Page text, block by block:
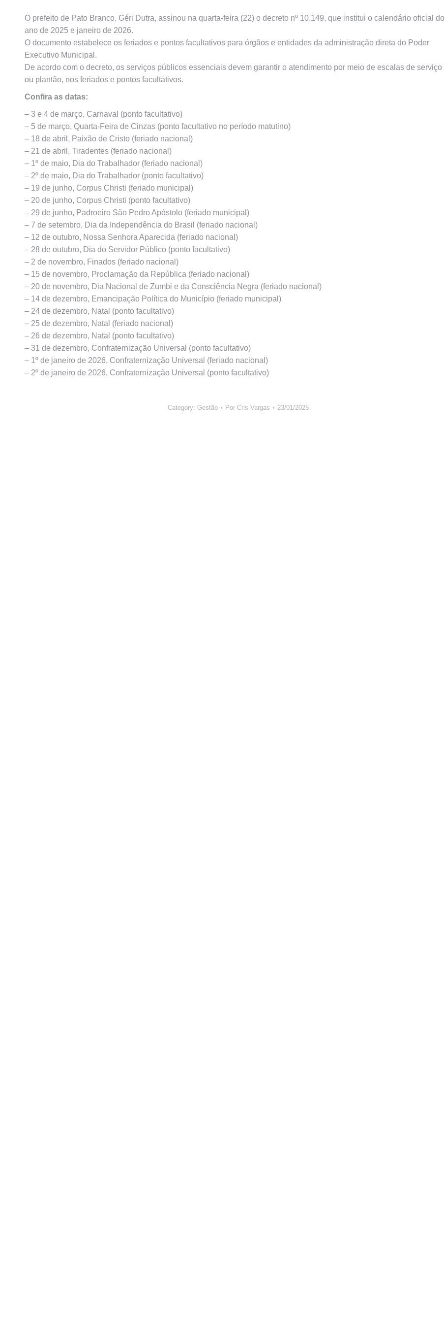
O prefeito de Pato Branco, Géri Dutra, assinou na quarta-feira (22) o decreto nº 10.149, que institui o calendário oficial do
ano de 2025 e janeiro de 2026.
O documento estabelece os feriados e pontos facultativos para órgãos e entidades da administração direta do Poder
Executivo Municipal.
De acordo com o decreto, os serviços públicos essenciais devem garantir o atendimento por meio de escalas de serviço
ou plantão, nos feriados e pontos facultativos.
Confira as datas:
– 3 e 4 de março, Carnaval (ponto facultativo)
– 5 de março, Quarta-Feira de Cinzas (ponto facultativo no período matutino)
– 18 de abril, Paixão de Cristo (feriado nacional)
– 21 de abril, Tiradentes (feriado nacional)
– 1º de maio, Dia do Trabalhador (feriado nacional)
– 2º de maio, Dia do Trabalhador (ponto facultativo)
– 19 de junho, Corpus Christi (feriado municipal)
– 20 de junho, Corpus Christi (ponto facultativo)
– 29 de junho, Padroeiro São Pedro Apóstolo (feriado municipal)
– 7 de setembro, Dia da Independência do Brasil (feriado nacional)
– 12 de outubro, Nossa Senhora Aparecida (feriado nacional)
– 28 de outubro, Dia do Servidor Público (ponto facultativo)
– 2 de novembro, Finados (feriado nacional)
– 15 de novembro, Proclamação da República (feriado nacional)
– 20 de novembro, Dia Nacional de Zumbi e da Consciência Negra (feriado nacional)
– 14 de dezembro, Emancipação Política do Município (feriado municipal)
– 24 de dezembro, Natal (ponto facultativo)
– 25 de dezembro, Natal (feriado nacional)
– 26 de dezembro, Natal (ponto facultativo)
– 31 de dezembro, Confraternização Universal (ponto facultativo)
– 1º de janeiro de 2026, Confraternização Universal (feriado nacional)
– 2º de janeiro de 2026, Confraternização Universal (ponto facultativo)
Category: Gestão Por Cris Vargas 23/01/2025